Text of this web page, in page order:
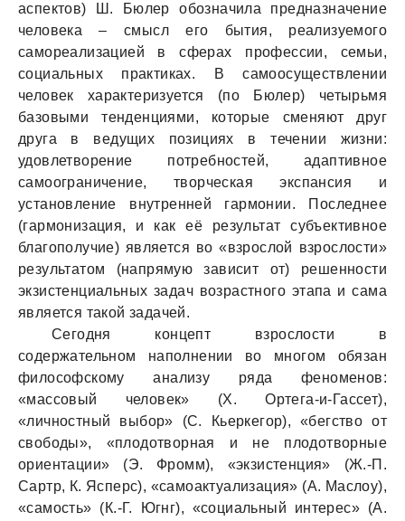
аспектов) Ш. Бюлер обозначила предназначение
человека – смысл его бытия, реализуемого
самореализацией в сферах профессии, семьи,
социальных практиках. В самоосуществлении
человек характеризуется (по Бюлер) четырьмя
базовыми тенденциями, которые сменяют друг
друга в ведущих позициях в течении жизни:
удовлетворение потребностей, адаптивное
самоограничение, творческая экспансия и
установление внутренней гармонии. Последнее
(гармонизация, и как её результат субъективное
благополучие) является во «взрослой взрослости»
результатом (напрямую зависит от) решенности
экзистенциальных задач возрастного этапа и сама
является такой задачей.
Сегодня концепт взрослости в
содержательном наполнении во многом обязан
философскому анализу ряда феноменов:
«массовый человек» (Х. Ортега-и-Гассет),
«личностный выбор» (С. Кьеркегор), «бегство от
свободы», «плодотворная и не плодотворные
ориентации» (Э. Фромм), «экзистенция» (Ж.-П.
Сартр, К. Ясперс), «самоактуализация» (А. Маслоу),
«самость» (К.-Г. Югнг), «социальный интерес» (А.